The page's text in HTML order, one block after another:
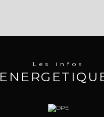
Les infos